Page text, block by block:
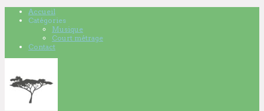
Accueil
Catégories
Musique
Court métrage
Contact